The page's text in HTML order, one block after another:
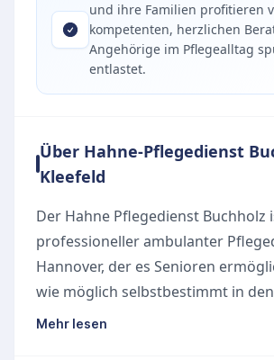
und ihre Familien profitieren
kompetenten, herzlichen
Angehörige im Pflegealltag
entlastet.
Über Hahne-Pflegedienst
Kleefeld
Der Hahne Pflegedienst Buchholz
professioneller ambulanter
Hannover, der es Senioren
wie möglich selbstbestimmt in
Wänden zu leben. Als Teil der seit
Mehr lesen